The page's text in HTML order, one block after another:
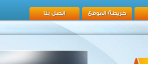
خريطة الموقع اتصل بنا